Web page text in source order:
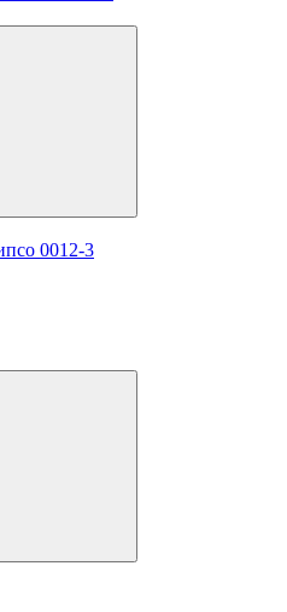
0012-3